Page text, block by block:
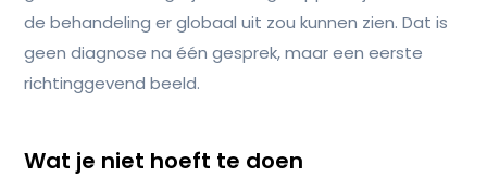
de behandeling er globaal uit zou kunnen zien. Dat is
geen diagnose na één gesprek, maar een eerste
richtinggevend beeld.
Wat je niet hoeft te doen